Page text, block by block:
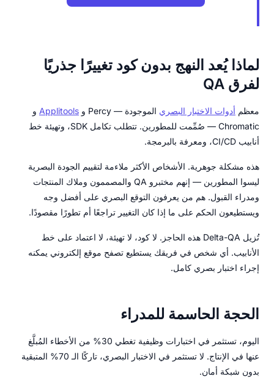
لماذا يُعد النهج بدون كود تغييرًا جذريًا
لفرق QA
معظم أدوات الاختبار البصري الموجودة — Percy و Applitools و
Chromatic — صُمِّمت للمطورين. تتطلب تكامل SDK، وتهيئة خط
أنابيب CI/CD، ومعرفة بالبرمجة.
هذه مشكلة جوهرية. الأشخاص الأكثر ملاءمة لتقييم الجودة البصرية
ليسوا المطورين — إنهم مختبرو QA والمصممون وملاك المنتجات
ومدراء القبول. هم من يعرفون التوقع البصري على أفضل وجه
ويستطيعون الحكم على ما إذا كان التغيير تراجعًا أم تطورًا مقصودًا.
تُزيل Delta-QA هذه الحاجز. لا كود، لا تهيئة، لا اعتماد على خط
الأنابيب. أي شخص في فريقك يستطيع تصفح موقع إلكتروني يمكنه
إجراء اختبار بصري كامل.
الحجة الحاسمة للمدراء
اليوم، تستثمر في اختبارات وظيفية تغطي 30% من الأخطاء المُبلَّغ
عنها في الإنتاج. لا تستثمر في الاختبار البصري، تاركًا الـ 70% المتبقية
بدون شبكة أمان.